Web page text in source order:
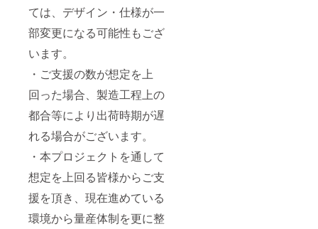
ては、デザイン・仕様が一
部変更になる可能性もござ
います。
・ご支援の数が想定を上
回った場合、製造工程上の
都合等により出荷時期が遅
れる場合がございます。
・本プロジェクトを通して
想定を上回る皆様からご支
援を頂き、現在進めている
環境から量産体制を更に整